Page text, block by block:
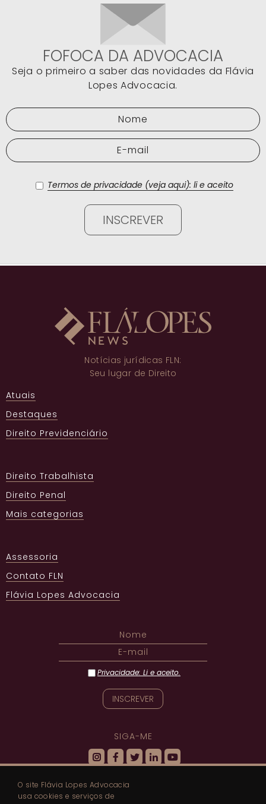
FOFOCA DA ADVOCACIA
Seja o primeiro a saber das novidades da Flávia
Lopes Advocacia.
Termos de privacidade (veja aqui): li e aceito
Notícias jurídicas FLN:
Seu lugar de Direito
Atuais
Destaques
Direito Previdenciário
Direito Trabalhista
Direito Penal
Mais categorias
Assessoria
Contato FLN
Flávia Lopes Advocacia
Privacidade: Li e aceito.
SIGA-ME
DECLARAÇÃO DE ACESSIBILIDADE
POLÍTICA DE PRIVACIDADE
O site Flávia Lopes Advocacia
usa cookies e serviços de